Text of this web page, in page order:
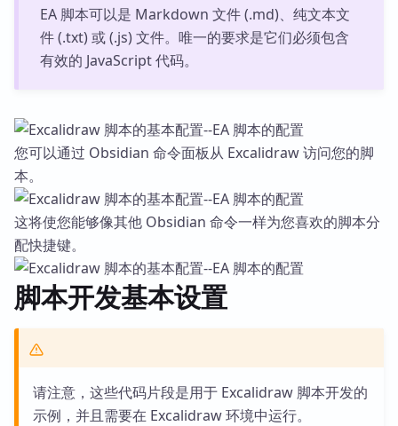
EA 脚本可以是 Markdown 文件 (.md)、纯文本文
件 (.txt) 或 (.js) 文件。唯一的要求是它们必须包含
有效的 JavaScript 代码。
您可以通过 Obsidian 命令面板从 Excalidraw 访问您的脚
本。
这将使您能够像其他 Obsidian 命令一样为您喜欢的脚本分
配快捷键。
脚本开发基本设置
请注意，这些代码片段是用于 Excalidraw 脚本开发的
示例，并且需要在 Excalidraw 环境中运行。